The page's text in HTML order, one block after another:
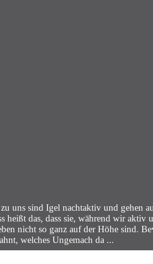
uns sind Igel nachtaktiv und gehen
heißt das, dass sie, während wir aktiv
nicht so ganz auf der Höhe sind.
welches Ungemach da ...